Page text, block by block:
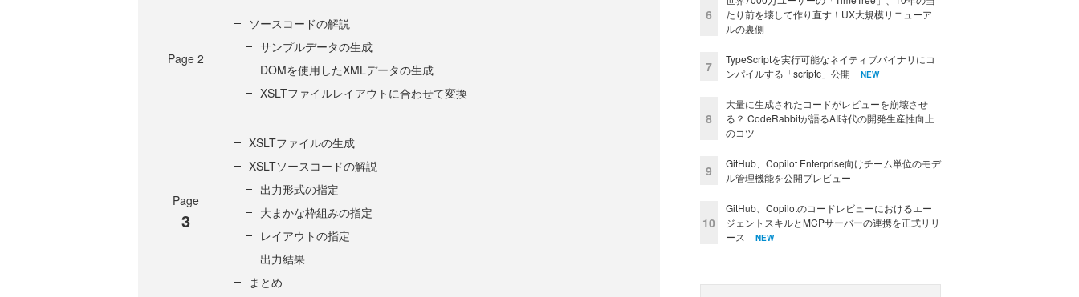
Page 2
ソースコードの解説
サンプルデータの生成
DOMを使用したXMLデータの生成
XSLTファイルレイアウトに合わせて変換
Page
3
XSLTファイルの生成
XSLTソースコードの解説
出力形式の指定
大まかな枠組みの指定
レイアウトの指定
出力結果
まとめ
6
たり前を壊して作り直す！UX大規模リニューア
ルの裏側
7
TypeScriptを実行可能なネイティブバイナリにコ
ンパイルする「scriptc」公開
NEW
8
大量に生成されたコードがレビューを崩壊させ
る？ CodeRabbitが語るAI時代の開発生産性向上
のコツ
9
GitHub、Copilot Enterprise向けチーム単位のモデ
ル管理機能を公開プレビュー
10
GitHub、Copilotのコードレビューにおけるエー
ジェントスキルとMCPサーバーの連携を正式リリ
ース
NEW